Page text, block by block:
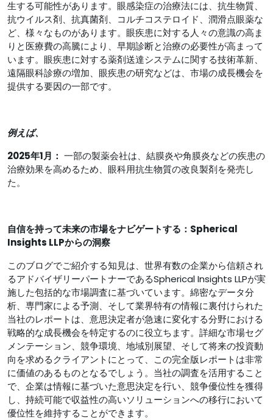
生する可能性があります。眼感染症の治療法には、抗生物質、
抗ウイルス剤、抗真菌剤、コルチコステロイド、潤滑点眼薬な
ど、様々なものがあります。眼疾患に対する人々の意識の高ま
りと医療費の高騰により、早期診断と治療の必要性が高まって
います。眼疾患に対する薬剤送達システムに関する技術革新、
遠隔眼科診療の増加、眼疾患の研究などは、市場の成長機会を
提供する要因の一部です。
例えば、
2025年1月： 一部の製薬会社は、結膜炎や角膜炎などの疾患の
治療効果を高めるため、眼科用抗生物質の改良製剤を発売し
た。
自信を持って未来の市場をナビゲートする：Spherical
Insights LLPからの洞察
このブログでご紹介する知見は、世界有数の企業から信頼され
るアドバイザリーパートナーであるSpherical Insights LLPが実
施した包括的な市場調査に基づいています。綿密なデータ分
析、専門家による予測、そして業界特有の情報に裏付けられた
当社のレポートは、意思決定者が急速に変化する分野における
戦略的な成長機会を特定するのに役立ちます。詳細な市場セグ
メンテーション、競争環境、地域別展望、そして将来の投資動
向を求めるクライアントにとって、この完全版レポートは非​​常
に価値のあるものとなるでしょう。当社の調査を活用すること
で、企業は情報に基づいた意思決定を行い、競争優位性を獲得
し、持続可能で収益性の高いソリューションへの移行において
優位性を維持することができます。